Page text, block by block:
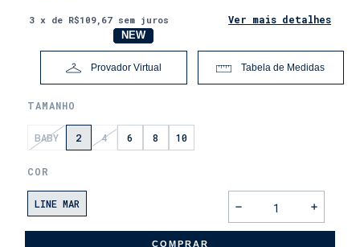
DOS
3 x de R$109,67 sem juros Ver mais detalhes
Provador Virtual
NOVO
NEW
Tabela de Medidas
TAMANHO
BABY 2 4 6 8 10
COR
LINE MAR
COMPRAR